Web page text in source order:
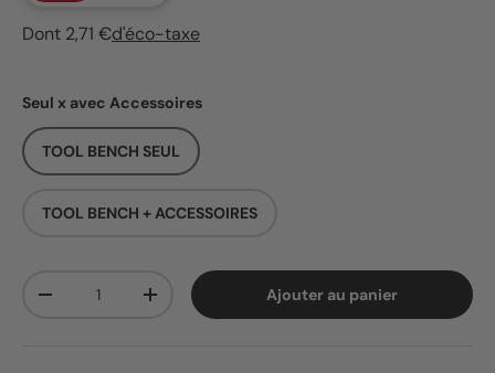
Dont 2,71 €d'éco-taxe
Seul x avec Accessoires
TOOL BENCH SEUL
TOOL BENCH + ACCESSOIRES
Diminuer la quantitéAugmenter la quantitéAjouter au panier